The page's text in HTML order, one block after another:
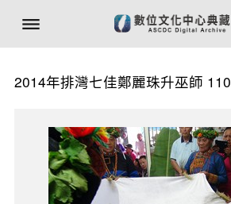
2014年排灣七佳鄭麗珠升巫師 110